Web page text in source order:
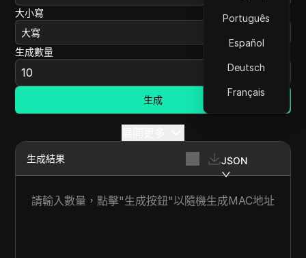
Português
Español
Deutsch
Français
大小寫
大寫
生成數量
生成
生成結果 JSON
請輸入數量，點擊"生成按鈕"以隨機生成MAC地址